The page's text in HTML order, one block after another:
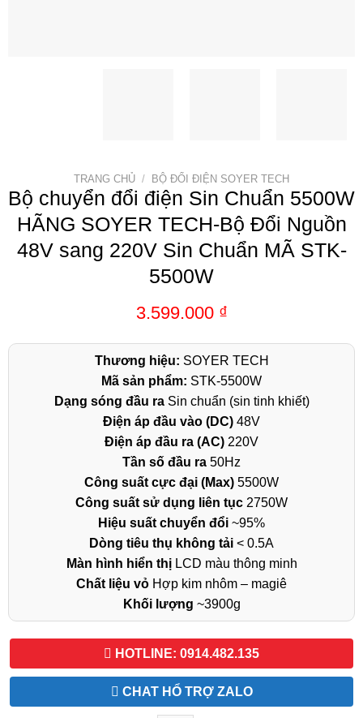
TRANG CHỦ / BỘ ĐỔI ĐIỆN SOYER TECH
Bộ chuyển đổi điện Sin Chuẩn 5500W
HÃNG SOYER TECH-Bộ Đổi Nguồn
48V sang 220V Sin Chuẩn MÃ STK-
5500W
3.599.000 ₫
Thương hiệu: SOYER TECH
Mã sản phẩm: STK-5500W
Dạng sóng đầu raSin chuẩn (sin tinh khiết)
Điện áp đầu vào (DC) 48V
Điện áp đầu ra (AC) 220V
Tần số đầu ra 50Hz
Công suất cực đại (Max) 5500W
Công suất sử dụng liên tục 2750W
Hiệu suất chuyển đổi ~95%
Dòng tiêu thụ không tải < 0.5A
Màn hình hiển thịLCD màu thông minh
Chất liệu vỏ Hợp kim nhôm – magiê
Khối lượng ~3900g
HOTLINE: 0914.482.135
CHAT HỔ TRỢ ZALO